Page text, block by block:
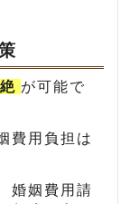
が可能で
費用負担は
婚姻費用請